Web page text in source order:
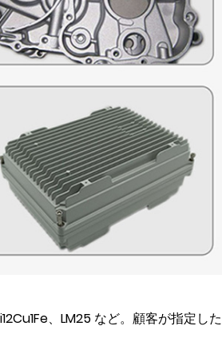
、LM25 など。顧客が指定した